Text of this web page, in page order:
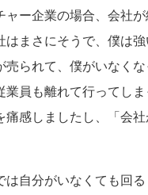
ー企業の場合、会社
はまさにそうで、僕は
売られて、僕がいなく
業員も離れて行ってし
感しましたし、「会
自分がいなくても回